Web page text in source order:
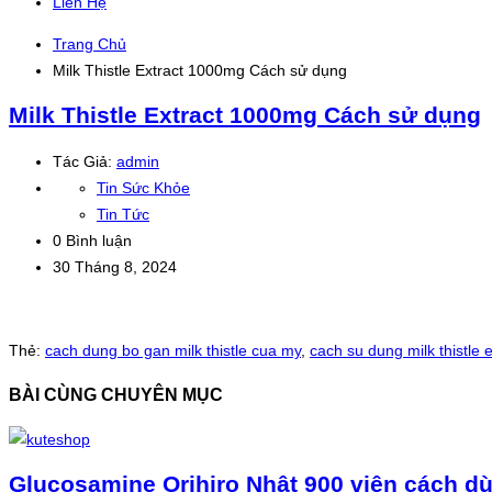
Trang Chủ
Milk Thistle Extract 1000mg Cách sử dụng
Milk Thistle Extract 1000mg Cách sử dụng
Tác Giả: admin
Tin Sức Khỏe
Tin Tức
0 Bình luận
30 Tháng 8, 2024
Thẻ: cach dung bo gan milk thistle cua my, cach su dung milk thistle
BÀI CÙNG CHUYÊN MỤC
Glucosamine Orihiro Nhật 900 viên cách